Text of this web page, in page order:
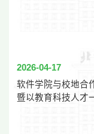
2026-04-17
软件学院与校地合
暨以教育科技人才